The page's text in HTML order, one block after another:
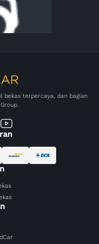
bekas terpercaya, dan bagian